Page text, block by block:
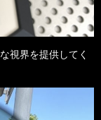
視界を提供してく